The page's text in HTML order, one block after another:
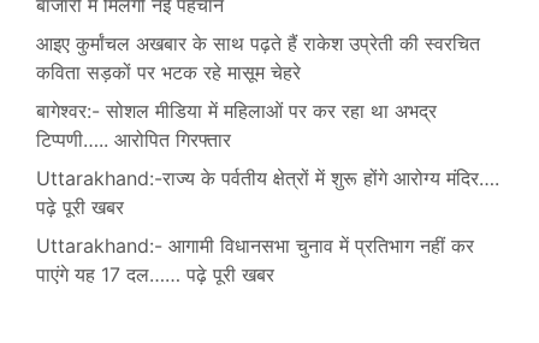
आइए कुर्मांचल अखबार के साथ पढ़ते हैं राकेश उप्रेती की स्वरचित
कविता सड़कों पर भटक रहे मासूम चेहरे
बागेश्वर:- सोशल मीडिया में महिलाओं पर कर रहा था अभद्र
टिप्पणी….. आरोपित गिरफ्तार
Uttarakhand:-राज्य के पर्वतीय क्षेत्रों में शुरू होंगे आरोग्य मंदिर….
पढ़े पूरी खबर
Uttarakhand:- आगामी विधानसभा चुनाव में प्रतिभाग नहीं कर
पाएंगे यह 17 दल…… पढ़े पूरी खबर